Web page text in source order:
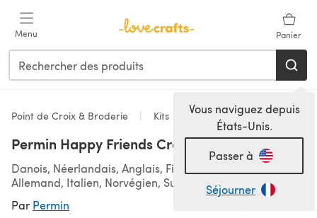
Menu Panier
Vous naviguez depuis
États-Unis.
Passer à
Séjourner
Point de Croix & Broderie Kits
Permin Happy Friends Cross Stitch Kit
Danois, Néerlandais, Anglais, Finnois, Français,
Allemand, Italien, Norvégien, Suédois
Par Permin